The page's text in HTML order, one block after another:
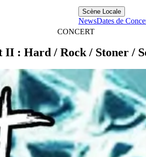
Scène Locale
NewsDates de
CONCERT
: Hard / Rock / Stoner /